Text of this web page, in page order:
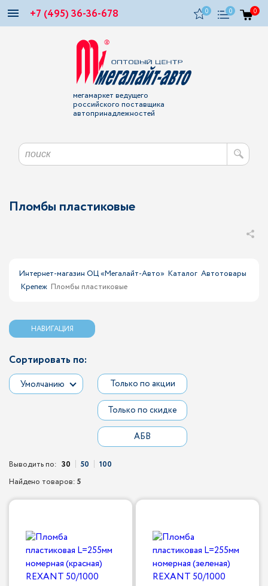
+7 (495) 36-36-678 0 0 0
мегамаркет ведущего
российского поставщика
автопринадлежностей
Пломбы пластиковые
Интернет-магазин ОЦ «Мегалайт-Авто» Каталог Автотовары
Крепеж Пломбы пластиковые
НАВИГАЦИЯ
Сортировать по:
Умолчанию Только по акции
Только по скидке
АБВ
Выводить по: 30 50
100
Найдено товаров: 5